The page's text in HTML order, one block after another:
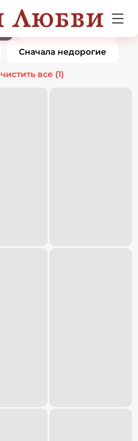
0 товаров
Сначала дорогие
Сначала недорогие
все (1)